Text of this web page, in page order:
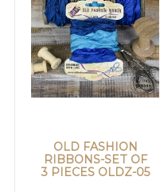
OLD FASHION
RIBBONS-SET OF
3 PIECES OLDZ-05